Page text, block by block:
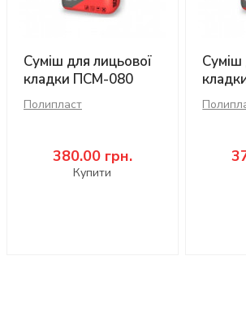
Суміш для лицьової
кладки ПСМ-080
Полипласт
380.00грн.
Купити
Суміш